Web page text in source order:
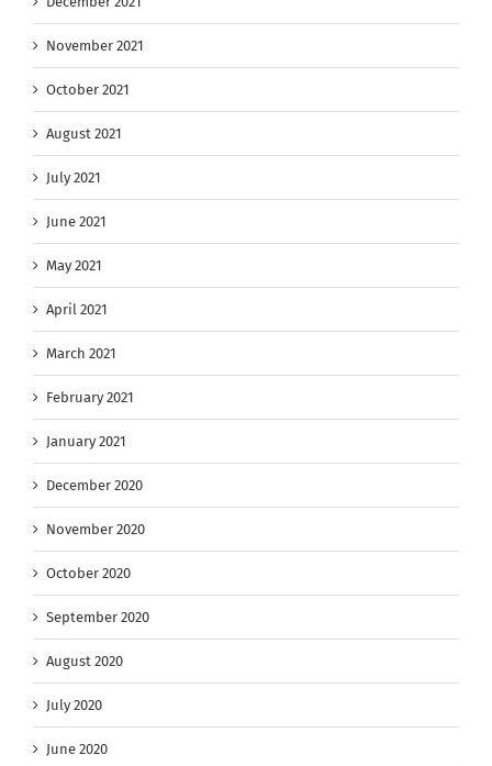
November 2021
October 2021
August 2021
July 2021
June 2021
May 2021
April 2021
March 2021
February 2021
January 2021
December 2020
November 2020
October 2020
September 2020
August 2020
July 2020
June 2020